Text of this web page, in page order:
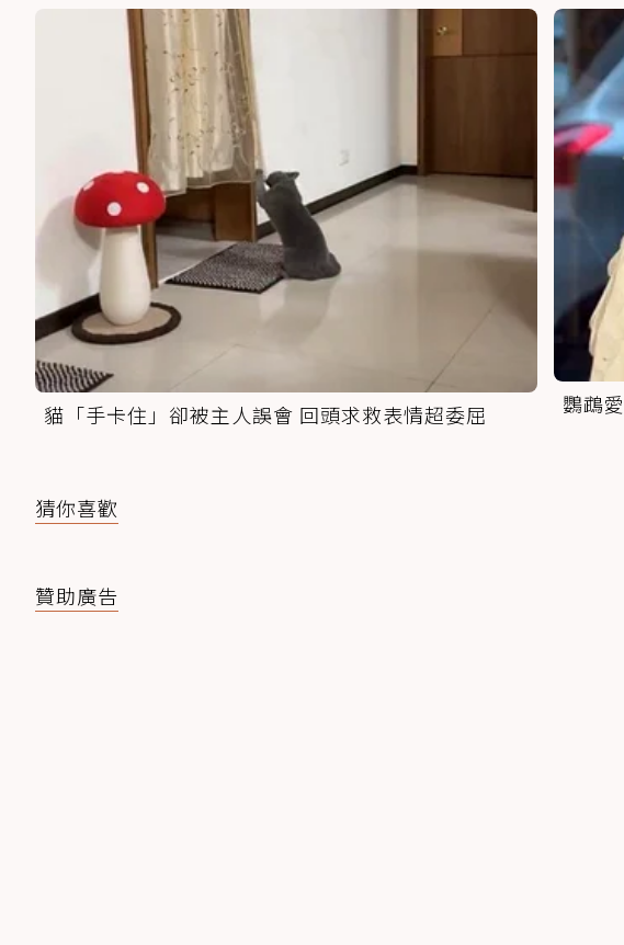
貓「手卡住」卻被主人誤會 回頭求救表情超委屈 鸚鵡
猜你喜歡
贊助廣告